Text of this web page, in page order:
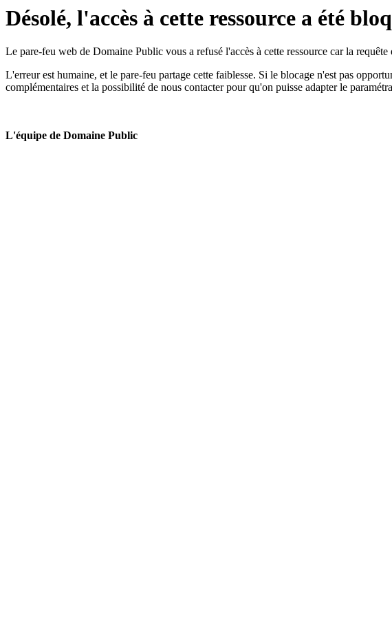
Désolé, l'accès à cette ressource a été
Le pare-feu web de Domaine Public vous a refusé l'accès à cette ressource car la
L'erreur est humaine, et le pare-feu partage cette faiblesse. Si le blocage n'est pas
complémentaires et la possibilité de nous contacter pour qu'on puisse adapter le
L'équipe de Domaine Public